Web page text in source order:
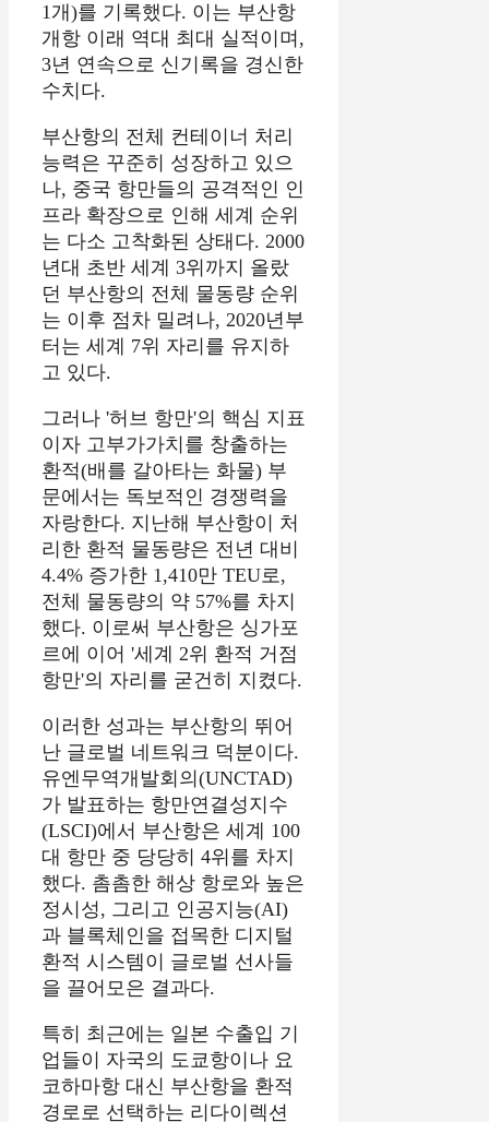
1개)를 기록했다. 이는 부산항
개항 이래 역대 최대 실적이며,
3년 연속으로 신기록을 경신한
수치다.
부산항의 전체 컨테이너 처리
능력은 꾸준히 성장하고 있으
나, 중국 항만들의 공격적인 인
프라 확장으로 인해 세계 순위
는 다소 고착화된 상태다. 2000
년대 초반 세계 3위까지 올랐
던 부산항의 전체 물동량 순위
는 이후 점차 밀려나, 2020년부
터는 세계 7위 자리를 유지하
고 있다.
그러나 '허브 항만'의 핵심 지표
이자 고부가가치를 창출하는
환적(배를 갈아타는 화물) 부
문에서는 독보적인 경쟁력을
자랑한다. 지난해 부산항이 처
리한 환적 물동량은 전년 대비
4.4% 증가한 1,410만 TEU로,
전체 물동량의 약 57%를 차지
했다. 이로써 부산항은 싱가포
르에 이어 '세계 2위 환적 거점
항만'의 자리를 굳건히 지켰다.
이러한 성과는 부산항의 뛰어
난 글로벌 네트워크 덕분이다.
유엔무역개발회의(UNCTAD)
가 발표하는 항만연결성지수
(LSCI)에서 부산항은 세계 100
대 항만 중 당당히 4위를 차지
했다. 촘촘한 해상 항로와 높은
정시성, 그리고 인공지능(AI)
과 블록체인을 접목한 디지털
환적 시스템이 글로벌 선사들
을 끌어모은 결과다.
특히 최근에는 일본 수출입 기
업들이 자국의 도쿄항이나 요
코하마항 대신 부산항을 환적
경로로 선택하는 리다이렉션